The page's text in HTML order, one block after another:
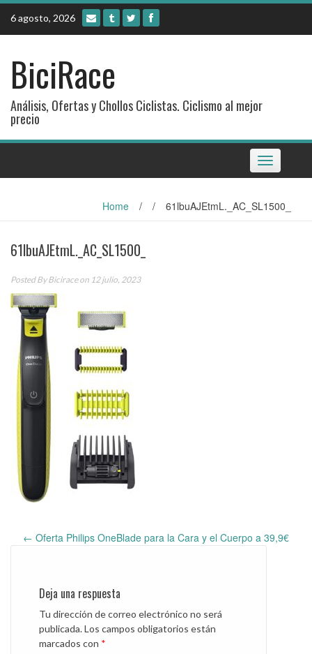
Skip
content
6 agosto, 2026
BiciRace
Análisis, Ofertas y Chollos Ciclistas. Ciclismo al mejor
precio
Toggle
navigation
Home / / 61lbuAJEtmL._AC_SL1500_
61lbuAJEtmL._AC_SL1500_
Posted ByBiciraceon 12 julio, 2023
Post
← Oferta Philips OneBlade para la Cara y el Cuerpo a 39,9€
Deja una respuesta
Tu dirección de correo electrónico no será
publicada.Los campos obligatorios están
marcados con *